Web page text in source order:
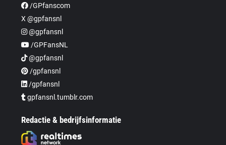
/GPfanscom
X @gpfansnl
@gpfansnl
/GPFansNL
@gpfansnl
/gpfansnl
/gpfansnl
gpfansnl.tumblr.com
Redactie & bedrijfsinformatie